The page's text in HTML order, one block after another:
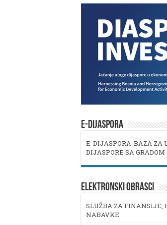
E-DIJASPORA
E-DIJASPORA-BAZA ZA
DIJASPORE SA GRADOM
ELEKTRONSKI OBRASCI
SLUŽBA ZA FINANSIJE,
NABAVKE